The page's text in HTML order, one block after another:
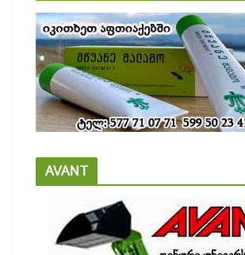
AVANT